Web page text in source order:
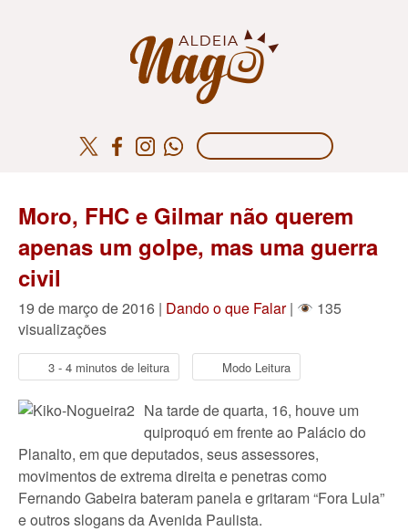
Moro, FHC e Gilmar não querem
apenas um golpe, mas uma guerra
civil
19 de março de 2016 | Dando o que Falar|
135
visualizações
3 - 4 minutos de leitura Modo Leitura
Na tarde de quarta, 16, houve um
quiproquó em frente ao Palácio do
Planalto, em que deputados, seus assessores,
movimentos de extrema direita e penetras como
Fernando Gabeira bateram panela e gritaram “Fora Lula”
e outros slogans da Avenida Paulista.